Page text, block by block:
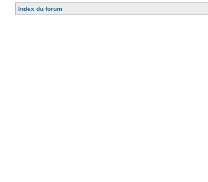
Index du forum